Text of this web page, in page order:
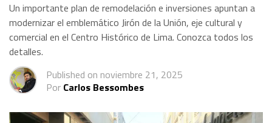
Un importante plan de remodelación e inversiones apuntan a
modernizar el emblemático Jirón de la Unión, eje cultural y
comercial en el Centro Histórico de Lima. Conozca todos los
detalles.
Published on noviembre 21, 2025
Por Carlos Bessombes